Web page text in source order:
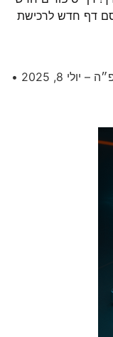
דף חדש לרכישת
8, 2025